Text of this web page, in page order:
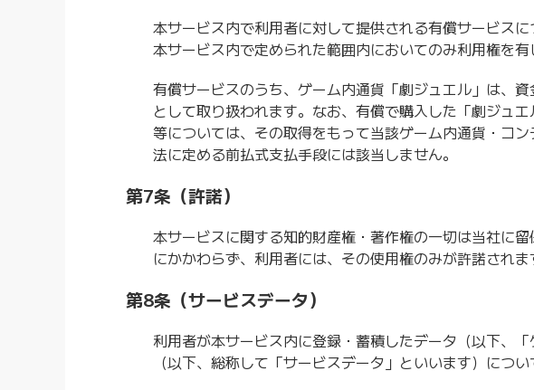
本サービス内で利用者に対して提供される有償サービス
本サービス内で定められた範囲内においてのみ利用権を有
有償サービスのうち、ゲーム内通貨「劇ジュエル」は、
として取り扱われます。なお、有償で購入した「劇ジュ
等については、その取得をもって当該ゲーム内通貨・コ
法に定める前払式支払手段には該当しません。
第7条（許諾）
本サービスに関する知的財産権・著作権の一切は当社に
にかかわらず、利用者には、その使用権のみが許諾されま
第8条（サービスデータ）
利用者が本サービス内に登録・蓄積したデータ（以下、
（以下、総称して「サービスデータ」といいます）につ